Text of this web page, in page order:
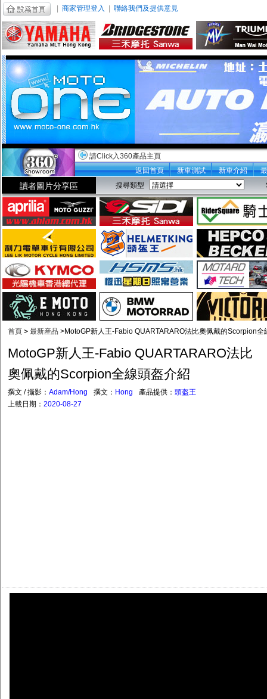
商家管理登入 聯絡我們及提供意見
請Click入360產品主頁
返回首頁
新車測試 新車介紹
讀者圖片分享區 搜尋類型
首頁 > 最新産品 >MotoGP新人王-Fabio QUARTARARO法比奧佩戴的Scorpion全
MotoGP新人王-Fabio QUARTARARO法比
奧佩戴的Scorpion全線頭盔介紹
撰文 / 攝影： Adam/Hong 撰文： Hong 產品提供： 頭盔王
上載日期： 2020-08-27